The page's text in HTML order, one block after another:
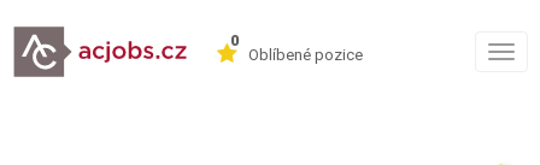
0
Oblíbené pozice